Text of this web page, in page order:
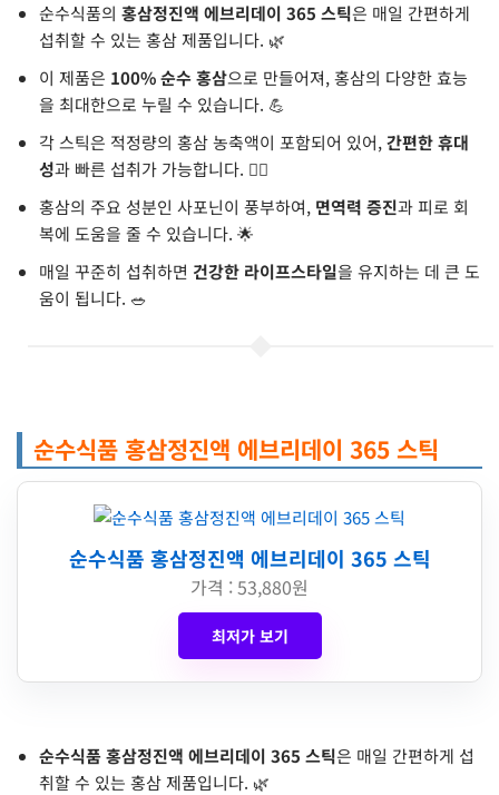
순수식품의 홍삼정진액 에브리데이 365 스틱은 매일 간편하게
섭취할 수 있는 홍삼 제품입니다. 🌿
이 제품은 100% 순수 홍삼으로 만들어져, 홍삼의 다양한 효능
을 최대한으로 누릴 수 있습니다. 💪
각 스틱은 적정량의 홍삼 농축액이 포함되어 있어,간편한 휴대
성과 빠른 섭취가 가능합니다. 🏃‍♂️
홍삼의 주요 성분인 사포닌이 풍부하여, 면역력 증진과 피로 회
복에 도움을 줄 수 있습니다. 🌟
매일 꾸준히 섭취하면 건강한 라이프스타일을 유지하는 데 큰 도
움이 됩니다. 🥗
순수식품 홍삼정진액 에브리데이 365 스틱
순수식품 홍삼정진액 에브리데이 365 스틱
가격 : 53,880원
최저가 보기
순수식품 홍삼정진액 에브리데이 365 스틱은 매일 간편하게 섭
취할 수 있는 홍삼 제품입니다. 🌿